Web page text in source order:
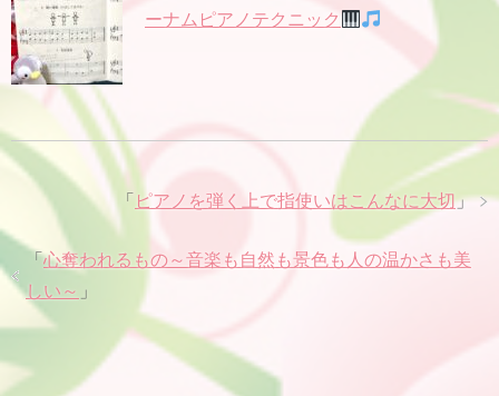
ーナムピアノテクニック
「 ピアノを弾く上で指使いはこんなに大切」
「心奪われるもの～音楽も自然も景色も人の温かさも美
しい～ 」